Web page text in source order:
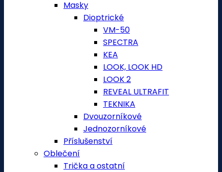
Masky
Dioptrické
VM-50
SPECTRA
KEA
LOOK, LOOK HD
LOOK 2
REVEAL ULTRAFIT
TEKNIKA
Dvouzorníkové
Jednozorníkové
Příslušenství
Oblečení
Trička a ostatní